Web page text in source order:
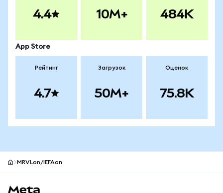
4.4 10M+ 484K
App Store
Рейтинг
4.7
Загрузок
50M+
Оценок
75.8K
MRVLon/IEFAon